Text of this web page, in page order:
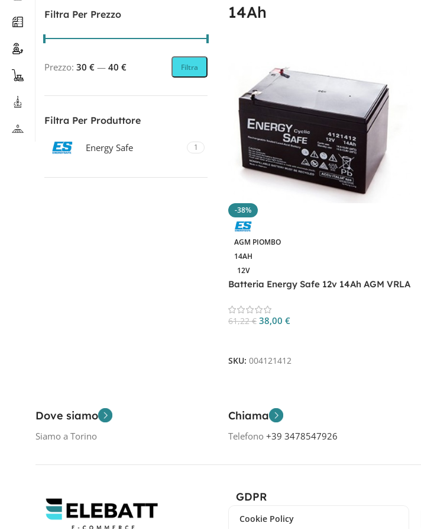
Filtra Per Prezzo
Filtra
Prezzo: 30 € — 40 €
Filtra Per Produttore
Energy Safe 1
14Ah
-38%
AGM PIOMBO
14AH
12V
Batteria Energy Safe 12v 14Ah AGM VRLA
61,22€ 38,00 €
SKU: 004121412
Dove siamo
Siamo a Torino
Chiama
Telefono +39 3478547926
GDPR
Cookie Policy